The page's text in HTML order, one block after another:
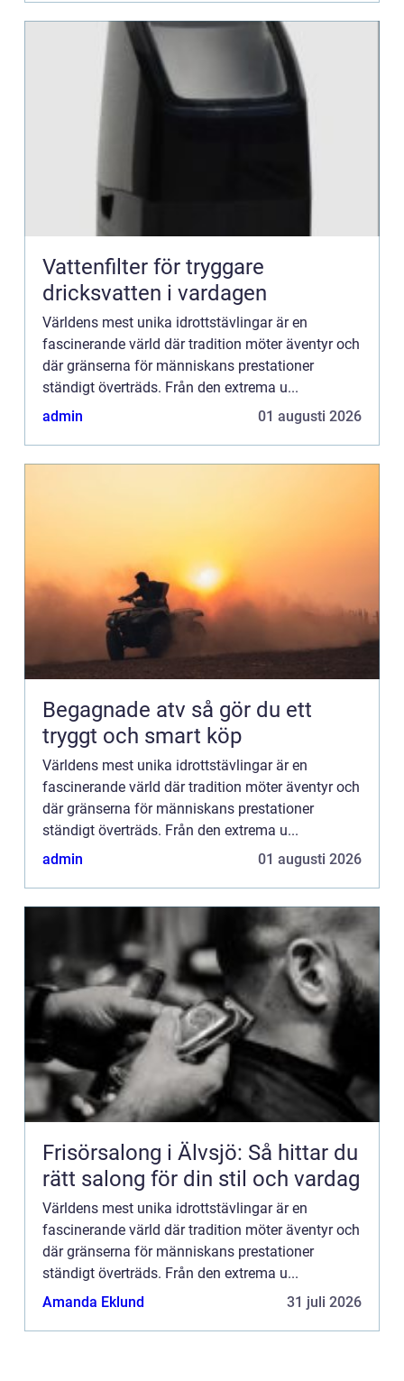
Vattenfilter för tryggare
dricksvatten i vardagen
Världens mest unika idrottstävlingar är en
fascinerande värld där tradition möter äventyr och
där gränserna för människans prestationer
ständigt överträds. Från den extrema u...
admin
01 augusti 2026
Begagnade atv så gör du ett
tryggt och smart köp
Världens mest unika idrottstävlingar är en
fascinerande värld där tradition möter äventyr och
där gränserna för människans prestationer
ständigt överträds. Från den extrema u...
admin
01 augusti 2026
Frisörsalong i Älvsjö: Så hittar du
rätt salong för din stil och vardag
Världens mest unika idrottstävlingar är en
fascinerande värld där tradition möter äventyr och
där gränserna för människans prestationer
ständigt överträds. Från den extrema u...
Amanda Eklund
31 juli 2026